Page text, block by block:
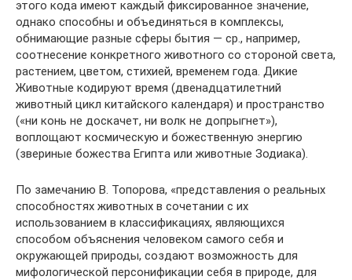
этого кода имеют каждый фиксированное значение,
однако способны и объединяться в комплексы,
обнимающие разные сферы бытия — ср., например,
соотнесение конкретного животного со стороной света,
растением, цветом, стихией, временем года. Дикие
Животные кодируют время (двенадцатилетний
животный цикл китайского календаря) и пространство
(«ни конь не доскачет, ни волк не допрыгнет»),
воплощают космическую и божественную энергию
(звериные божества Египта или животные Зодиака).
По замечанию В. Топорова, «представления о реальных
способностях животных в сочетании с их
использованием в классификациях, являющихся
способом объяснения человеком самого себя и
окружающей природы, создают возможность для
мифологической персонификации себя в природе, для